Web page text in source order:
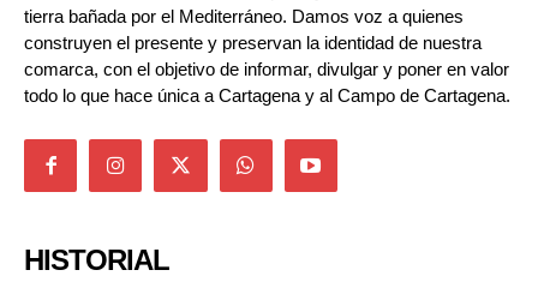
tierra bañada por el Mediterráneo. Damos voz a quienes
construyen el presente y preservan la identidad de nuestra
comarca, con el objetivo de informar, divulgar y poner en valor
todo lo que hace única a Cartagena y al Campo de Cartagena.
HISTORIAL